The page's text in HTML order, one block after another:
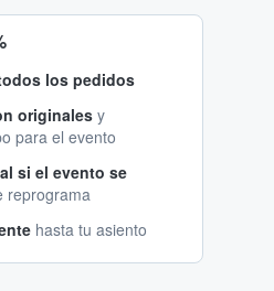
los pedidos
originalesy
para el evento
si el evento se
reprograma
hasta tu asiento